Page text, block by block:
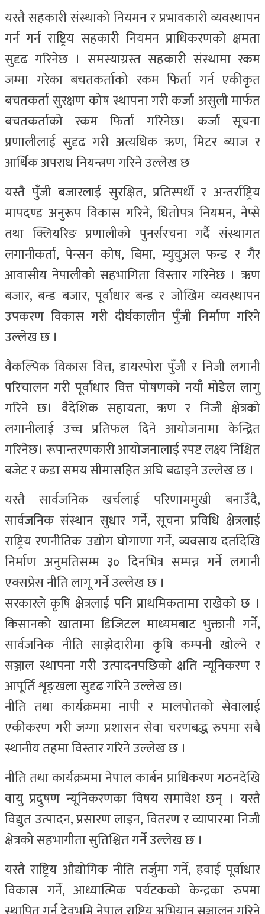
यस्तै सहकारी संस्थाको नियमन र प्रभावकारी व्यवस्थापन
गर्न गर्न राष्ट्रिय सहकारी नियमन प्राधिकरणको क्षमता
सुदृढ गरिनेछ । समस्याग्रस्त सहकारी संस्थामा रकम
जम्मा गरेका बचतकर्ताको रकम फिर्ता गर्न एकीकृत
बचतकर्ता सुरक्षण कोष स्थापना गरी कर्जा असुली मार्फत
बचतकर्ताको रकम फिर्ता गरिनेछ। कर्जा सूचना
प्रणालीलाई सुदृढ गरी अत्यधिक ऋण, मिटर ब्याज र
आर्थिक अपराध नियन्त्रण गरिने उल्लेख छ
यस्तै पुँजी बजारलाई सुरक्षित, प्रतिस्पर्धी र अन्तर्राष्ट्रिय
मापदण्ड अनुरूप विकास गरिने, धितोपत्र नियमन, नेप्से
तथा क्लियरिङ प्रणालीको पुनर्संरचना गर्दै संस्थागत
लगानीकर्ता, पेन्सन कोष, बिमा, म्युचुअल फन्ड र गैर
आवासीय नेपालीको सहभागिता विस्तार गरिनेछ । ऋण
बजार, बन्ड बजार, पूर्वाधार बन्ड र जोखिम व्यवस्थापन
उपकरण विकास गरी दीर्घकालीन पुँजी निर्माण गरिने
उल्लेख छ ।
वैकल्पिक विकास वित्त, डायस्पोरा पुँजी र निजी लगानी
परिचालन गरी पूर्वाधार वित्त पोषणको नयाँ मोडेल लागु
गरिने छ। वैदेशिक सहायता, ऋण र निजी क्षेत्रको
लगानीलाई उच्च प्रतिफल दिने आयोजनामा केन्द्रित
गरिनेछ। रूपान्तरणकारी आयोजनालाई स्पष्ट लक्ष्य निश्चित
बजेट र कडा समय सीमासहित अघि बढाइने उल्लेख छ ।
यस्तै सार्वजनिक खर्चलाई परिणाममुखी बनाउँदै,
सार्वजनिक संस्थान सुधार गर्ने, सूचना प्रविधि क्षेत्रलाई
राष्ट्रिय रणनीतिक उद्योग घोगाणा गर्ने, व्यवसाय दर्तादेखि
निर्माण अनुमतिसम्म ३० दिनभित्र सम्पन्न गर्ने लगानी
एक्सप्रेस नीति लागू गर्ने उल्लेख छ ।
सरकारले कृषि क्षेत्रलाई पनि प्राथमिकतामा राखेको छ ।
किसानको खातामा डिजिटल माध्यमबाट भुक्तानी गर्ने,
सार्वजनिक नीति साझेदारीमा कृषि कम्पनी खोल्ने र
सञ्जाल स्थापना गरी उत्पादनपछिको क्षति न्यूनिकरण र
आपूर्ति शृङ्खला सुदृढ गरिने उल्लेख छ।
नीति तथा कार्यक्रममा नापी र मालपोतको सेवालाई
एकीकरण गरी जग्गा प्रशासन सेवा चरणबद्ध रुपमा सबै
स्थानीय तहमा विस्तार गरिने उल्लेख छ ।
नीति तथा कार्यक्रममा नेपाल कार्बन प्राधिकरण गठनदेखि
वायु प्रदुषण न्यूनिकरणका विषय समावेश छन् । यस्तै
विद्युत उत्पादन, प्रसारण लाइन, वितरण र व्यापारमा निजी
क्षेत्रको सहभागीता सुतिश्चित गर्ने उल्लेख छ ।
यस्तै राष्ट्रिय औद्योगिक नीति तर्जुमा गर्ने, हवाई पूर्वाधार
विकास गर्ने, आध्यात्मिक पर्यटकको केन्द्रका रुपमा